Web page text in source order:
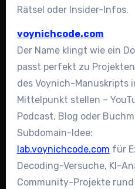
Rätsel oder Insider-Infos.
voynichcode.com
Der Name klingt wie ein
passt perfekt zu
des Voynich-Manuskripts
Mittelpunkt stellen –
Podcast, Blog oder
Subdomain-Idee:
lab.voynichcode.com für
Decoding-Versuche, KI-
Community-Projekte rund